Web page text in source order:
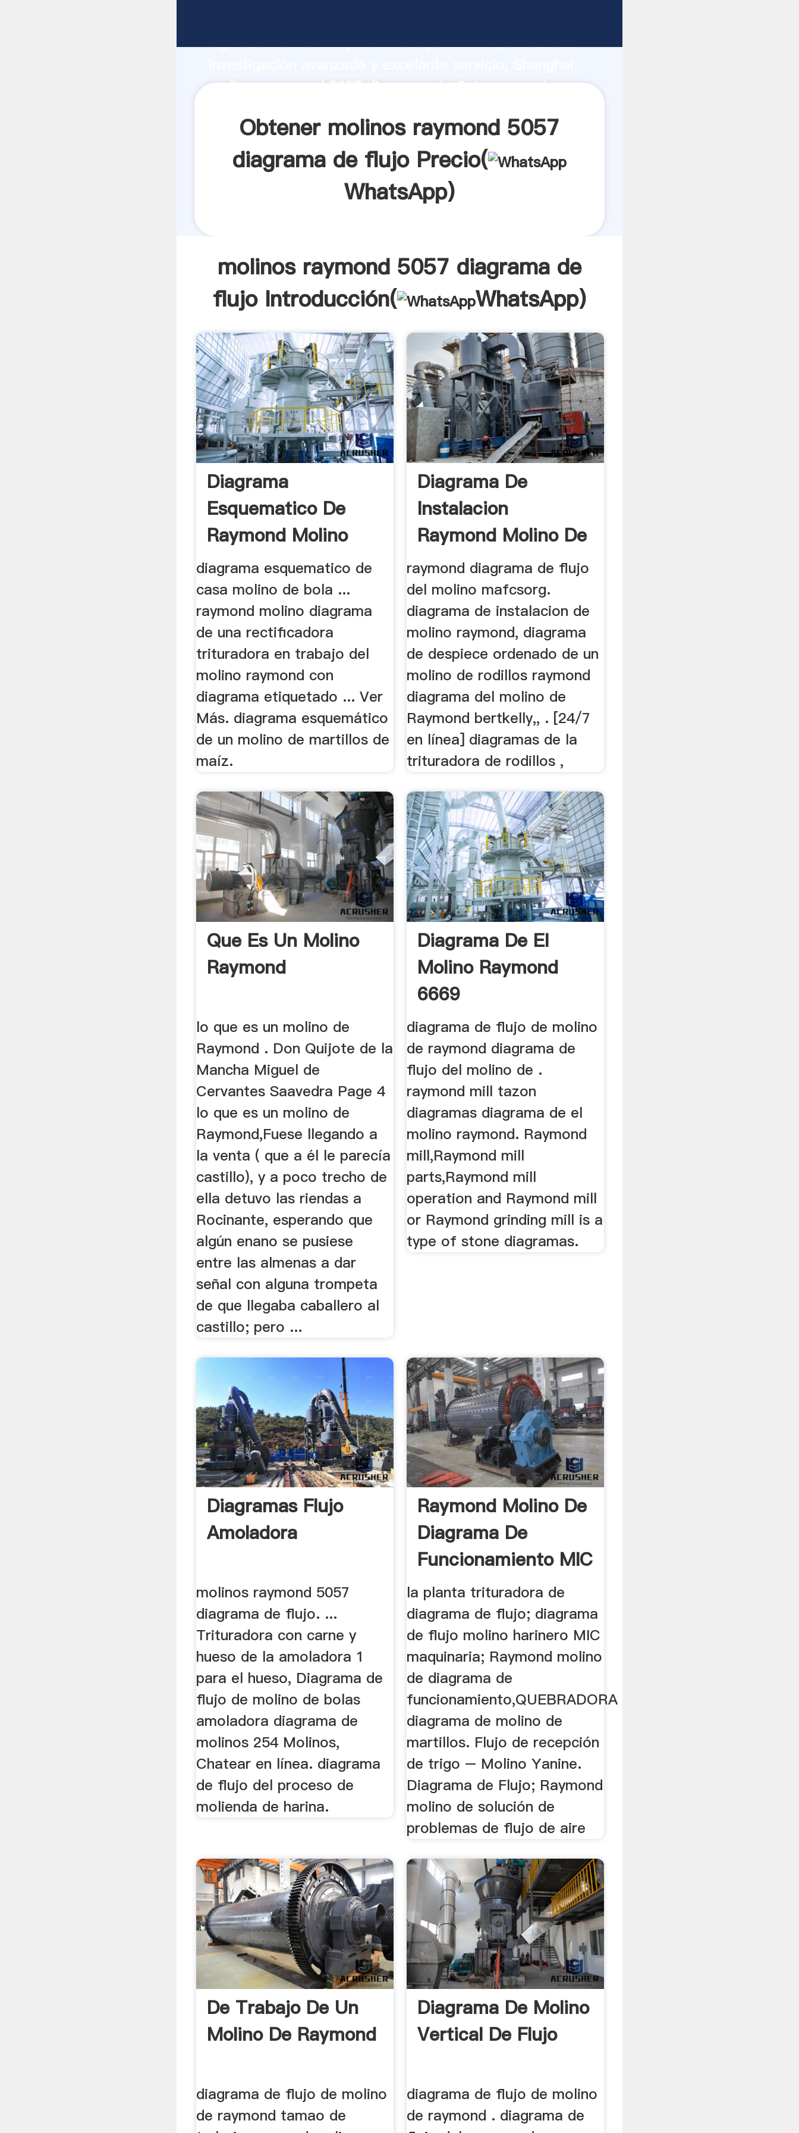
Agarrando fuerte capacidad de producción, fuerza de
molinos raymond 5057 diagrama de flujo proveedor
Obtener molinos raymond 5057
diagrama de flujo Precio(
WhatsApp)
molinos raymond 5057 diagrama de
flujo Introducción(
WhatsApp)
Diagrama
Esquematico De
Raymond Molino
diagrama esquematico de
casa molino de bola ...
raymond molino diagrama
de una rectificadora
trituradora en trabajo del
molino raymond con
diagrama etiquetado ... Ver
Más. diagrama esquemático
de un molino de martillos de
maíz.
Diagrama De
Instalacion
Raymond Molino De
Rodillos
raymond diagrama de flujo
del molino mafcsorg.
diagrama de instalacion de
molino raymond, diagrama
de despiece ordenado de un
molino de rodillos raymond
diagrama del molino de
Raymond bertkelly,, . [24/7
en línea] diagramas de la
trituradora de rodillos ,
Que Es Un Molino
Raymond
lo que es un molino de
Raymond . Don Quijote de la
Mancha Miguel de
Cervantes Saavedra Page 4
lo que es un molino de
Raymond,Fuese llegando a
la venta ( que a él le parecía
castillo), y a poco trecho de
ella detuvo las riendas a
Rocinante, esperando que
algún enano se pusiese
entre las almenas a dar
señal con alguna trompeta
de que llegaba caballero al
castillo; pero ...
Diagrama De El
Molino Raymond
6669
diagrama de flujo de molino
de raymond diagrama de
flujo del molino de .
raymond mill tazon
diagramas diagrama de el
molino raymond. Raymond
mill,Raymond mill
parts,Raymond mill
operation and Raymond mill
or Raymond grinding mill is a
type of stone diagramas.
Diagramas Flujo
Amoladora
molinos raymond 5057
diagrama de flujo. ...
Trituradora con carne y
hueso de la amoladora 1
para el hueso, Diagrama de
flujo de molino de bolas
amoladora diagrama de
molinos 254 Molinos,
Chatear en línea. diagrama
de flujo del proceso de
molienda de harina.
Raymond Molino De
Diagrama De
Funcionamiento MIC
la planta trituradora de
diagrama de flujo; diagrama
de flujo molino harinero MIC
maquinaria; Raymond molino
de diagrama de
funcionamiento,QUEBRADORA
diagrama de molino de
martillos. Flujo de recepción
de trigo – Molino Yanine.
Diagrama de Flujo; Raymond
molino de solución de
problemas de flujo de aire
De Trabajo De Un
Molino De Raymond
diagrama de flujo de molino
de raymond tamao de
Diagrama De Molino
Vertical De Flujo
diagrama de flujo de molino
de raymond . diagrama de